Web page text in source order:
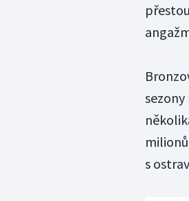
s